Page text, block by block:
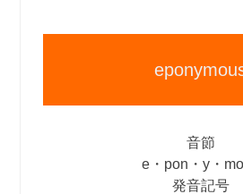
音節
e・pon・y・
発音記号